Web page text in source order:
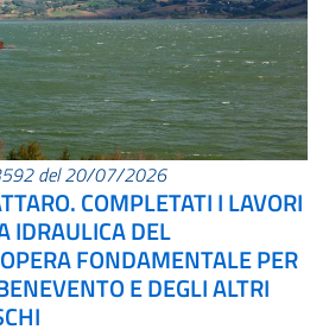
del 20/07/2026
COMPLETATI I LAVORI
IDRAULICA DEL
FONDAMENTALE PER
E DEGLI ALTRI